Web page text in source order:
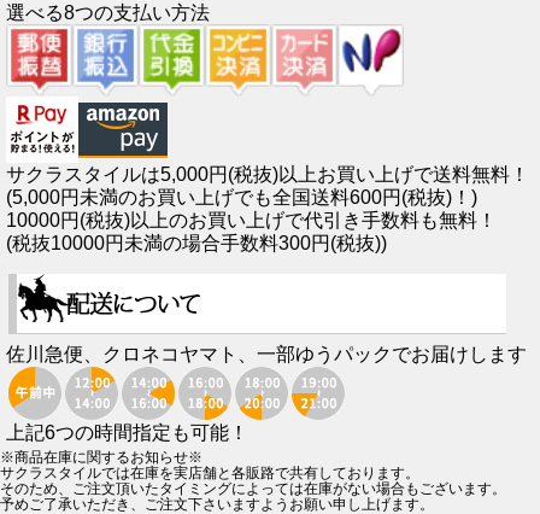
選べる8つの支払い方法
サクラスタイルは5,000円(税抜)以上お買い上げで送料無料！
(5,000円未満のお買い上げでも全国送料600円(税抜)！)
10000円(税抜)以上のお買い上げで代引き手数料も無料！
(税抜10000円未満の場合手数料300円(税抜))
佐川急便、クロネコヤマト、一部ゆうパックでお届けします
上記6つの時間指定も可能！
※商品在庫に関するお知らせ※
サクラスタイルでは在庫を実店舗と各販路で共有しております。
そのため、ご注文頂いたタイミングによっては在庫がない場合もございます。
予めご了承いただき、ご注文下さいますようお願い申し上げます。